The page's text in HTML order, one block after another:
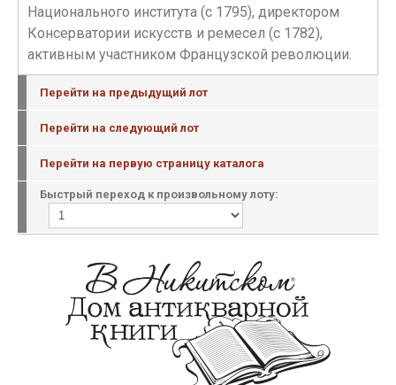
Национального института (с 1795), директором
Консерватории искусств и ремесел (с 1782),
активным участником Французской революции.
Перейти на предыдущий лот
Перейти на следующий лот
Перейти на первую страницу каталога
Быстрый переход к произвольному лоту: